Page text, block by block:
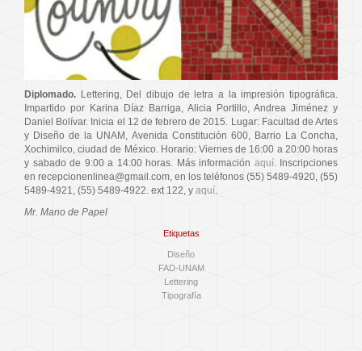
Diplomado. Lettering, Del dibujo de letra a la impresión tipográfica.
Impartido por Karina Díaz Barriga, Alicia Portillo, Andrea Jiménez y
Daniel Bolívar. Inicia el 12 de febrero de 2015. Lugar: Facultad de Artes
y Diseño de la UNAM, Avenida Constitución 600, Barrio La Concha,
Xochimilco, ciudad de México. Horario: Viernes de 16:00 a 20:00 horas
y sabado de 9:00 a 14:00 horas. Más información aquí . Inscripciones
en recepcionenlinea@gmail.com, en los teléfonos (55) 5489-4920, (55)
5489-4921, (55) 5489-4922. ext 122, y aquí
Mr. Mano de Papel
Etiquetas
Diseño
FAD-UNAM
Lettering
Tipografía